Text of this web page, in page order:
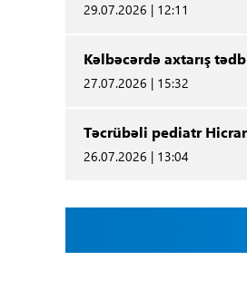
29.07.2026 | 12:11
Kəlbəcərdə axtarış
27.07.2026 | 15:32
Təcrübəli pediatr
26.07.2026 | 13:04